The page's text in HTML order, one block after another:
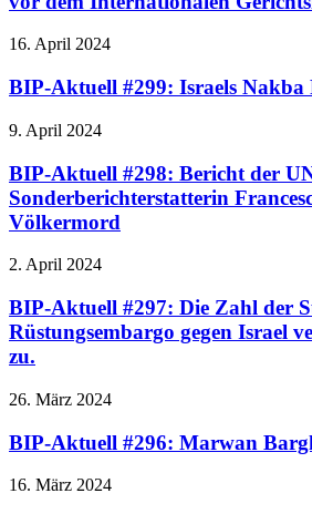
16. April 2024
BIP-Aktuell #299: Israels Nakba
9. April 2024
BIP-Aktuell #298: Bericht der
Sonderberichterstatterin
Völkermord
2. April 2024
BIP-Aktuell #297: Die Zahl der
Rüstungsembargo gegen Israel
zu.
26. März 2024
BIP-Aktuell #296: Marwan
16. März 2024